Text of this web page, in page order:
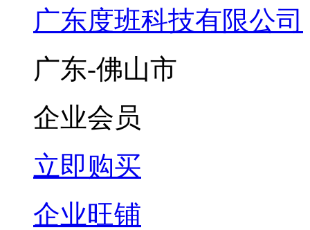
广东度班科技有限公司
广东-佛山市
企业会员
立即购买
企业旺铺